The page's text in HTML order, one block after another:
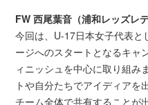
FW 西尾葉音（浦和レッズレ
今回は、U-17日本女子代表と
ージへのスタートとなるキャ
ィニッシュを中心に取り組み
トや自分たちでアイディアを
チーム全体で共有することが